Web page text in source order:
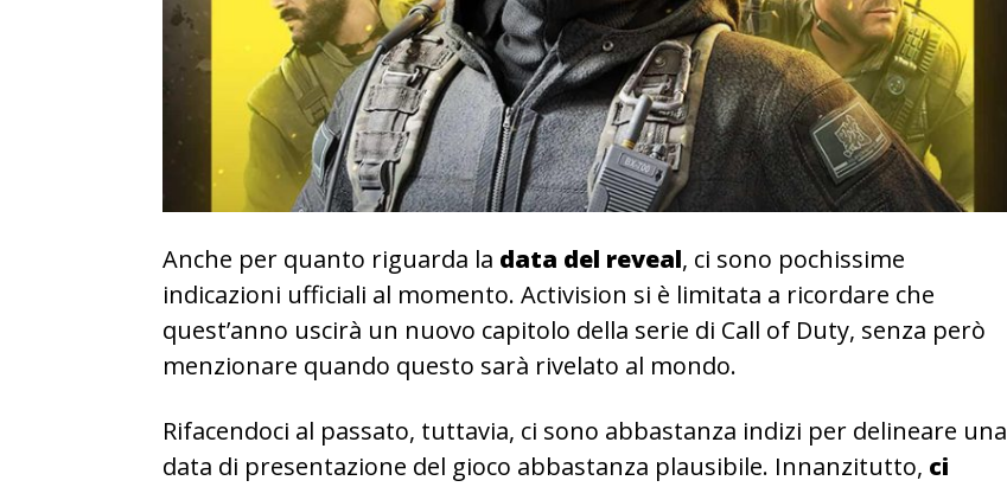
Anche per quanto riguarda la data del reveal, ci sono pochissime
indicazioni ufficiali al momento. Activision si è limitata a ricordare che
quest’anno uscirà un nuovo capitolo della serie di Call of Duty, senza però
menzionare quando questo sarà rivelato al mondo.
Rifacendoci al passato, tuttavia, ci sono abbastanza indizi per delineare una
data di presentazione del gioco abbastanza plausibile. Innanzitutto, ci